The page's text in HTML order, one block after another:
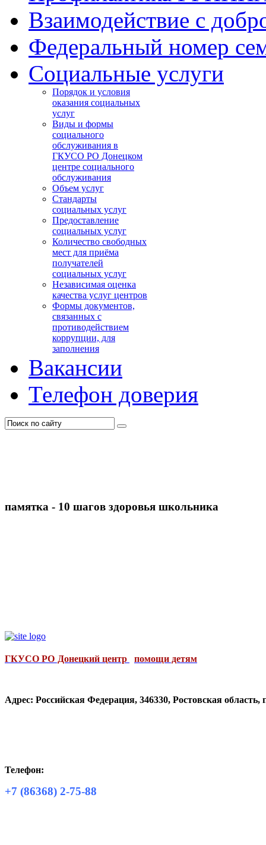
Взаимодействие с
Федеральный номер
Социальные услуги
Порядок и условия
оказания социальных
услуг
Виды и формы
социального
обслуживания в
ГКУСО РО Донецком
центре социального
обслуживания
Объем услуг
Стандарты
социальных услуг
Предоставление
социальных услуг
Количество свободных
мест для приёма
получателей
социальных услуг
Независимая оценка
качества услуг центров
Формы документов,
связанных с
противодействием
коррупции, для
заполнения
Вакансии
Телефон доверия
памятка - 10 шагов здоровья школьника
ГКУСО РО Донецкий центр помощи детям
Адрес: Российская Федерация, 346330, Ростовская
Телефон:
+7 (86368) 2-75-88